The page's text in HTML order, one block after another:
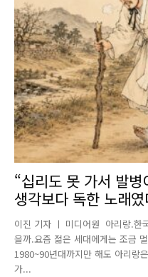
“십리도 못 가서 발
생각보다 독한 노래
이진 기자 ㅣ 미디어원 아리랑.한
을까.요즘 젊은 세대에게는 조금
1980~90년대까지만 해도 아리랑
가...